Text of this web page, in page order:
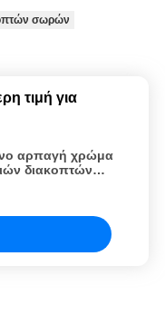
σωρών
τιμή για
αρπαγή χρώμα
διακοπτών